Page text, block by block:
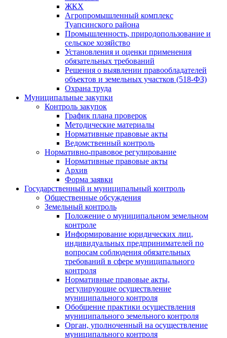
ЖКХ
Агропромышленный комплекс
Туапсинского района
Промышленность, природопользование и
сельское хозяйство
Установления и оценки применения
обязательных требований
Решения о выявлении правообладателей
объектов и земельных участков (518-ФЗ)
Охрана труда
Муниципальные закупки
Контроль закупок
График плана проверок
Методические материалы
Нормативные правовые акты
Ведомственный контроль
Нормативно-правовое регулирование
Нормативные правовые акты
Архив
Форма заявки
Государственный и муниципальный контроль
Общественные обсуждения
Земельный контроль
Положение о муниципальном земельном
контроле
Информирование юридических лиц,
индивидуальных предпринимателей по
вопросам соблюдения обязательных
требований в сфере муниципального
контроля
Нормативные правовые акты,
регулирующие осуществление
муниципального контроля
Обобщение практики осуществления
муниципального земельного контроля
Орган, уполноченный на осуществление
муниципального контроля